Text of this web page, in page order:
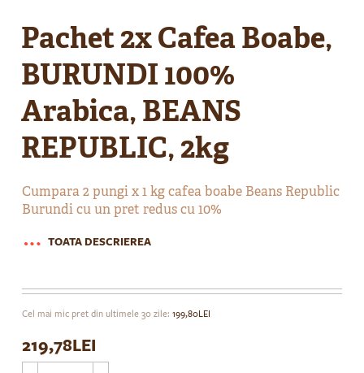
the
of
images
Pachet 2x Cafea Boabe,
BURUNDI 100%
Arabica, BEANS
REPUBLIC, 2kg
Cumpara 2 pungi x 1 kg cafea boabe Beans Republic
Burundi cu un pret redus cu 10%
TOATA DESCRIEREA
Cel mai mic pret din ultimele 30 zile: 199,80LEI
219,78LEI